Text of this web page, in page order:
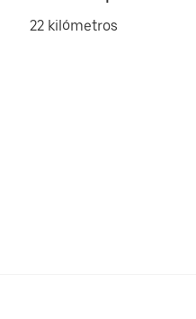
22 kilómetros